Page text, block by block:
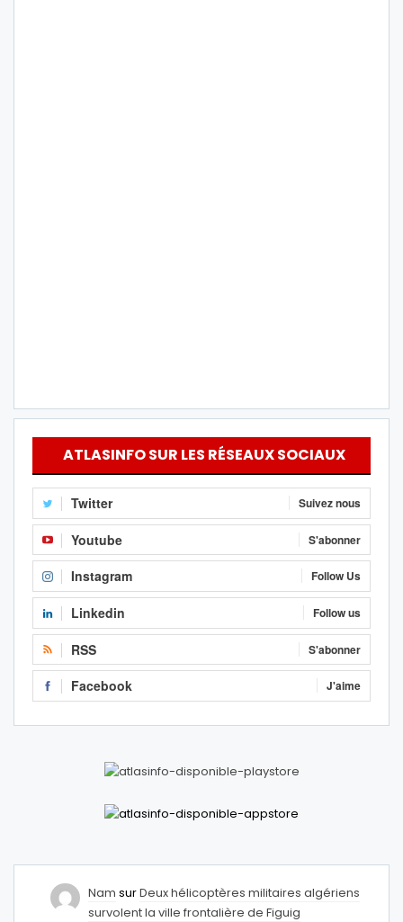
ATLASINFO SUR LES RÉSEAUX SOCIAUX
Twitter Suivez nous
Youtube S'abonner
Instagram Follow Us
Linkedin Follow us
RSS S'abonner
Facebook J'aime
Nam surDeux hélicoptères militaires algériens
survolent la ville frontalière de Figuig